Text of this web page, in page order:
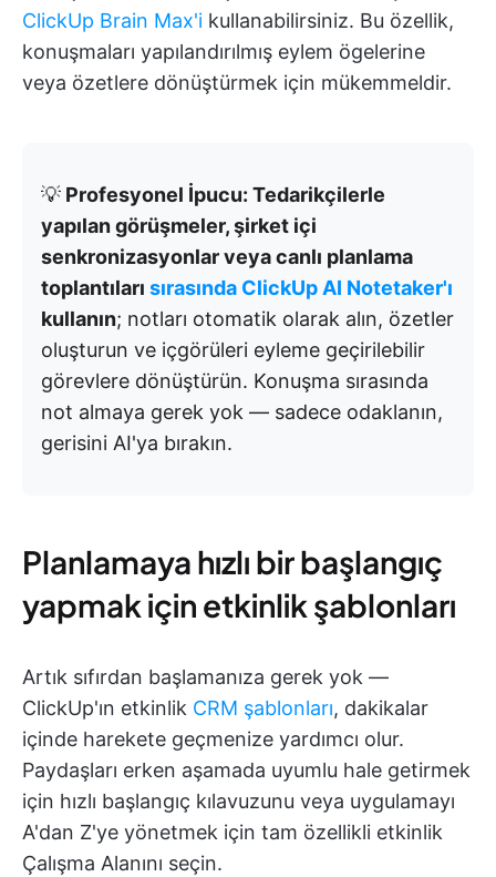
ClickUp Brain Max'i kullanabilirsiniz. Bu özellik,
konuşmaları yapılandırılmış eylem ögelerine
veya özetlere dönüştürmek için mükemmeldir.
💡 Profesyonel İpucu: Tedarikçilerle
yapılan görüşmeler, şirket içi
senkronizasyonlar veya canlı planlama
toplantıları sırasında ClickUp AI Notetaker'ı
kullanın; notları otomatik olarak alın, özetler
oluşturun ve içgörüleri eyleme geçirilebilir
görevlere dönüştürün. Konuşma sırasında
not almaya gerek yok — sadece odaklanın,
gerisini AI'ya bırakın.
Planlamaya hızlı bir başlangıç
yapmak için etkinlik şablonları
Artık sıfırdan başlamanıza gerek yok —
ClickUp'ın etkinlik CRM şablonları, dakikalar
içinde harekete geçmenize yardımcı olur.
Paydaşları erken aşamada uyumlu hale getirmek
için hızlı başlangıç kılavuzunu veya uygulamayı
A'dan Z'ye yönetmek için tam özellikli etkinlik
Çalışma Alanını seçin.